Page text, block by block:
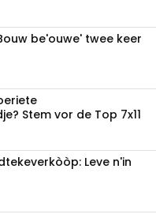
be'ouwe' twee keer
Stem vor de Top 7x11
Leve n'in